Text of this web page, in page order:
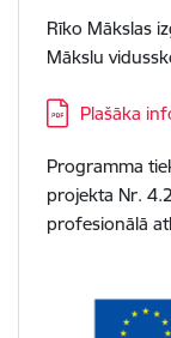
Rīko Mākslas
Mākslu
Lejupielādēt:
Plašāka
Programma
projekta Nr.
profesionālā